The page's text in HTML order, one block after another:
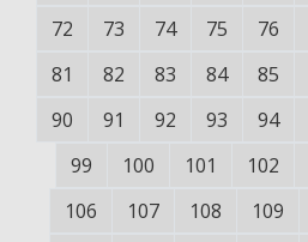
72
73 74 75 76
81
82 83 84 85
90
91 92 93 94
99
100 101 102
106
107 108 109